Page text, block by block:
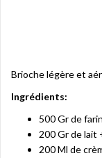
Brioche légère et
Ingrédients:
500 Gr de
200 Gr de lait
200 Ml de